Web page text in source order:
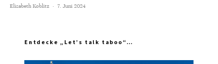
Elisabeth Koblitz · 7. Juni 2024
Entdecke „Let’s talk taboo“…